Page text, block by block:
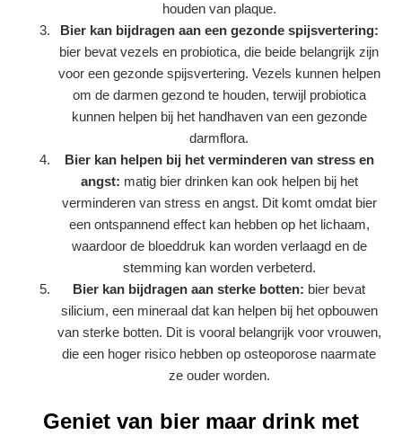
houden van plaque.
Bier kan bijdragen aan een gezonde spijsvertering:
bier bevat vezels en probiotica, die beide belangrijk zijn
voor een gezonde spijsvertering. Vezels kunnen helpen
om de darmen gezond te houden, terwijl probiotica
kunnen helpen bij het handhaven van een gezonde
darmflora.
Bier kan helpen bij het verminderen van stress en
angst: matig bier drinken kan ook helpen bij het
verminderen van stress en angst. Dit komt omdat bier
een ontspannend effect kan hebben op het lichaam,
waardoor de bloeddruk kan worden verlaagd en de
stemming kan worden verbeterd.
Bier kan bijdragen aan sterke botten: bier bevat
silicium, een mineraal dat kan helpen bij het opbouwen
van sterke botten. Dit is vooral belangrijk voor vrouwen,
die een hoger risico hebben op osteoporose naarmate
ze ouder worden.
Geniet van bier maar drink met